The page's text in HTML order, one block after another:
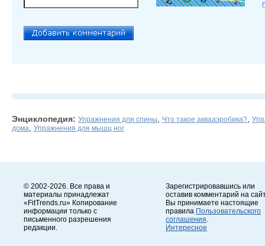
Энциклопедия: Упражнения для спины Что такое аквааэробика?
дома
Упражнения для мышц ног
© 2002-2026. Все права и
материалы принадлежат
«FitTrends.ru» Копирование
информации только с
письменного разрешения
редакции.
Зарегистрировавшись или
оставив комментарий на
Вы принимаете настоящие
правила Пользовательского
соглашения
Интересное